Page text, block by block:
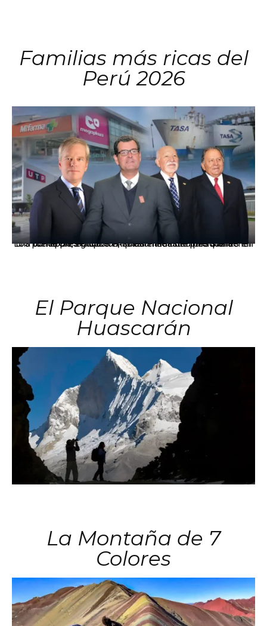
Familias más ricas del
Perú 2026
Los principales grupos empresariales del país mantienen una fuerte presencia en Áncash mediante inversiones en comercio, educación, salud e industria pesquera.
El Parque Nacional
Huascarán
La Montaña de 7
Colores